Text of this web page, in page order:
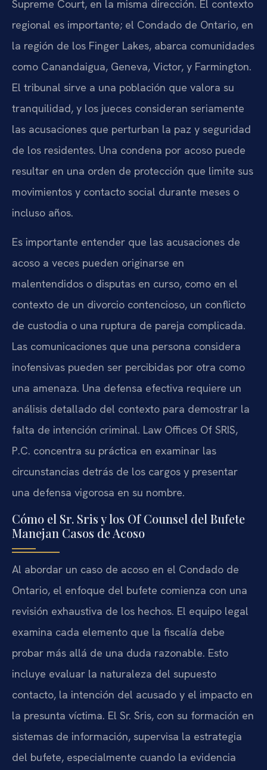
Supreme Court, en la misma dirección. El contexto
regional es importante; el Condado de Ontario, en
la región de los Finger Lakes, abarca comunidades
como Canandaigua, Geneva, Victor, y Farmington.
El tribunal sirve a una población que valora su
tranquilidad, y los jueces consideran seriamente
las acusaciones que perturban la paz y seguridad
de los residentes. Una condena por acoso puede
resultar en una orden de protección que limite sus
movimientos y contacto social durante meses o
incluso años.
Es importante entender que las acusaciones de
acoso a veces pueden originarse en
malentendidos o disputas en curso, como en el
contexto de un divorcio contencioso, un conflicto
de custodia o una ruptura de pareja complicada.
Las comunicaciones que una persona considera
inofensivas pueden ser percibidas por otra como
una amenaza. Una defensa efectiva requiere un
análisis detallado del contexto para demostrar la
falta de intención criminal. Law Offices Of SRIS,
P.C. concentra su práctica en examinar las
circunstancias detrás de los cargos y presentar
una defensa vigorosa en su nombre.
Cómo el Sr. Sris y los Of Counsel del Bufete
Manejan Casos de Acoso
Al abordar un caso de acoso en el Condado de
Ontario, el enfoque del bufete comienza con una
revisión exhaustiva de los hechos. El equipo legal
examina cada elemento que la fiscalía debe
probar más allá de una duda razonable. Esto
incluye evaluar la naturaleza del supuesto
contacto, la intención del acusado y el impacto en
la presunta víctima. El Sr. Sris, con su formación en
sistemas de información, supervisa la estrategia
del bufete, especialmente cuando la evidencia